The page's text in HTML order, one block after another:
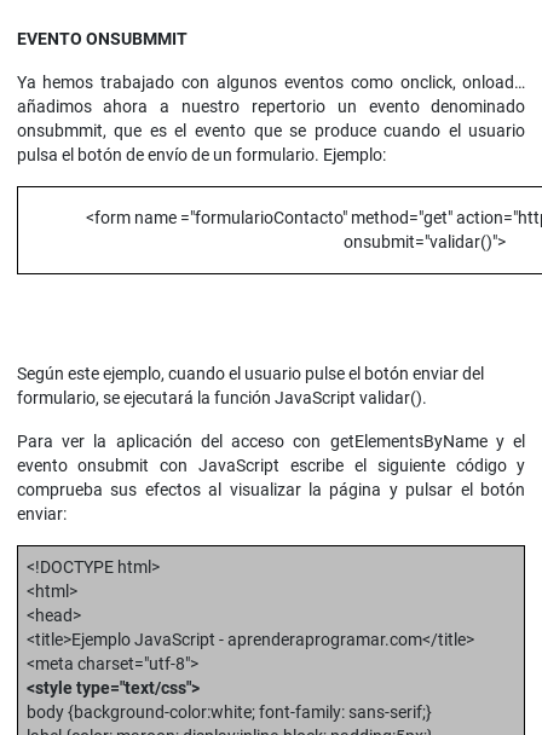
EVENTO ONSUBMMIT
Ya hemos trabajado con algunos eventos como onclick, onload…
añadimos ahora a nuestro repertorio un evento denominado
onsubmmit, que es el evento que se produce cuando el usuario
pulsa el botón de envío de un formulario. Ejemplo:
<form name ="formularioContacto" method="get"
onsubmit="validar()">
Según este ejemplo, cuando el usuario pulse el botón enviar del
formulario, se ejecutará la función JavaScript validar().
Para ver la aplicación del acceso con getElementsByName y el
evento onsubmit con JavaScript escribe el siguiente código y
comprueba sus efectos al visualizar la página y pulsar el botón
enviar:
<!DOCTYPE html>
<html>
<head>
<title>Ejemplo JavaScript - aprenderaprogramar.com</title>
<meta charset="utf-8">
<style type="text/css">
body {background-color:white; font-family: sans-serif;}